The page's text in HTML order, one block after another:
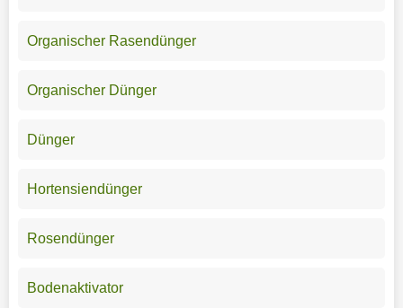
Organischer Rasendünger
Organischer Dünger
Dünger
Hortensiendünger
Rosendünger
Bodenaktivator